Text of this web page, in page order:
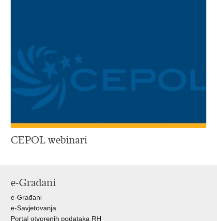
CEPOL webinari
e-Građani
e-Građani
e-Savjetovanja
Portal otvorenih podataka RH